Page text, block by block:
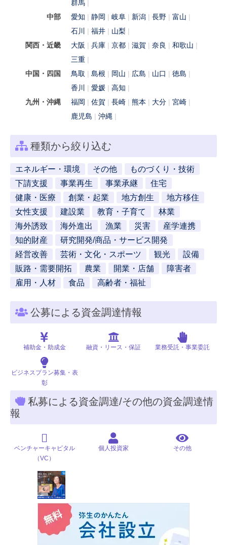
群馬
中部
愛知 静岡 岐阜 新潟 長野
富山
石川
福井
山梨
関西・近畿
大阪 兵庫 京都 滋賀 奈良
和歌山
三重
中国・四国
鳥取 島根 岡山 広島 山口
徳島
香川
愛媛
高知
九州・沖縄
福岡 佐賀 長崎 熊本 大分
宮崎
鹿児島
沖縄
種類から絞り込む
エネルギー・環境 その他
ものづくり・技術
下請支援
事業再生 事業承継
住宅
健康・医療
創業・起業 地方創生
地方移住
女性支援
建設業 教育・子育て
林業
海外誘致
海外進出 漁業 災害
産学連携
知的財産
研究開発/商品・サービス開発
経営改善
芸術・文化・スポーツ 観光
設備
販路・需要開拓
農業 開業・店舗
障害者
雇用・人材
食品 高齢者・福祉
公募による資金調達情報
補助金・助成金 融資・リース・保証 業務受託・事業委託
ビジネスプラン募集・表
彰
私募による資金調達/その他の資金調達情
報
ベンチャーキャピタル
（VC）
個人投資家 その他